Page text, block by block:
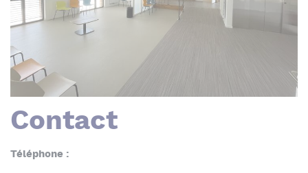
Contact
Téléphone :